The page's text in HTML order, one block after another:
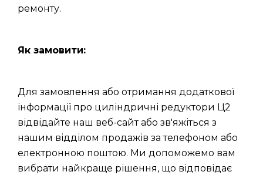
ремонту.
Як замовити:
Для замовлення або отримання додаткової
інформації про циліндричні редуктори Ц2
відвідайте наш веб-сайт або зв'яжіться з
нашим відділом продажів за телефоном або
електронною поштою. Ми допоможемо вам
вибрати найкраще рішення, що відповідає